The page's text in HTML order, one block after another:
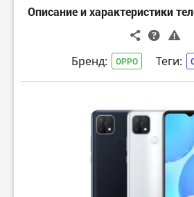
Описание и характеристики
Бренд: OPPO Теги: